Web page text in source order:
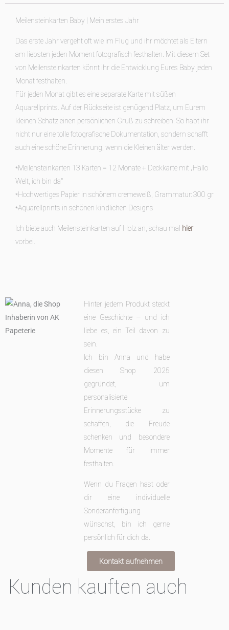
Meilensteinkarten Baby | Mein erstes Jahr
Das erste Jahr vergeht oft wie im Flug und ihr möchtet als Eltern
am liebsten jeden Moment fotografisch festhalten. Mit diesem Set
von Meilensteinkarten könnt ihr die Entwicklung Eures Baby jeden
Monat festhalten.
Für jeden Monat gibt es eine separate Karte mit süßen
Aquarellprints. Auf der Rückseite ist genügend Platz, um Eurem
kleinen Schatz einen persönlichen Gruß zu schreiben. So habt ihr
nicht nur eine tolle fotografische Dokumentation, sondern schafft
auch eine schöne Erinnerung, wenn die Kleinen älter werden.
*Meilensteinkarten 13 Karten = 12 Monate + Deckkarte mit „Hallo
Welt, ich bin da“
*Hochwertiges Papier in schönem cremeweiß, Grammatur: 300 gr
*Aquarellprints in schönen kindlichen Designs
Ich biete auch Meilensteinkarten auf Holz an, schau mal hier
vorbei.
Hinter jedem Produkt steckt
eine Geschichte – und ich
liebe es, ein Teil davon zu
sein.
Ich bin Anna und habe
diesen Shop 2025
gegründet, um
personalisierte
Erinnerungsstücke zu
schaffen, die Freude
schenken und besondere
Momente für immer
festhalten.
Wenn du Fragen hast oder
dir eine individuelle
Sonderanfertigung
wünschst, bin ich gerne
persönlich für dich da.
Kontakt aufnehmen
Kunden kauften auch